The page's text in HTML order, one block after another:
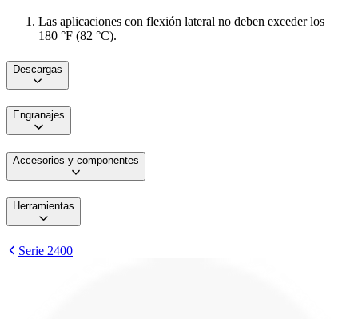
Las aplicaciones con flexión lateral no deben exceder los
180 °F (82 °C).
Descargas
Engranajes
Accesorios y componentes
Herramientas
Serie 2400